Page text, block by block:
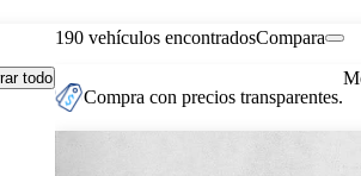
todo
190 vehículos encontradosCompara
Compra con precios transparentes.